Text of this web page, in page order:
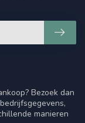
Bezoek dan
manieren